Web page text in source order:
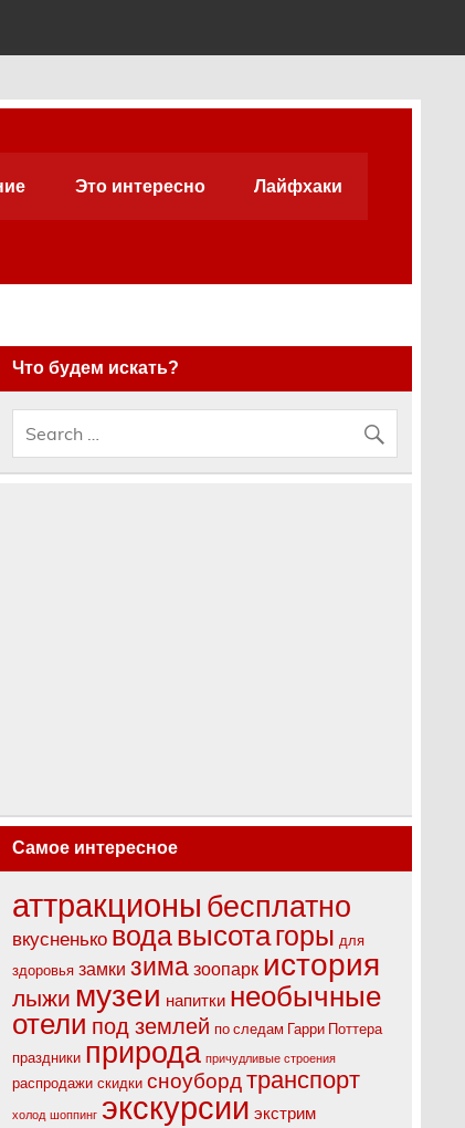
Это интересно Лайфхаки
Что будем искать?
Самое интересное
аттракционы бесплатно
вкусненько водавысотагоры для
здоровья замки зима зоопарк история
лыжи музеи напитки необычные
отели под землей по следам Гарри Поттера
праздники природа причудливые строения
распродажи скидки сноубордтранспорт
холод шоппинг экскурсии экстрим